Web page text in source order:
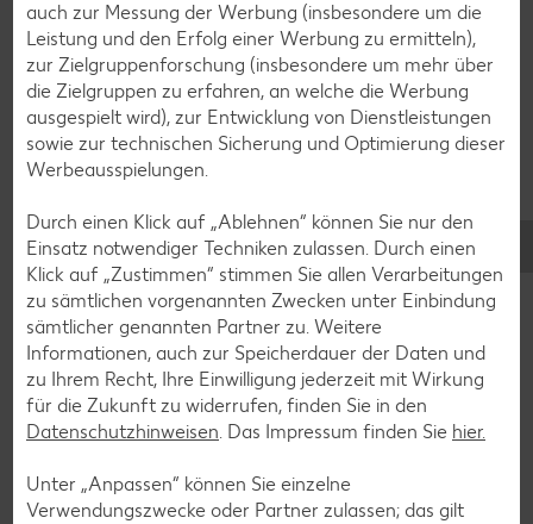
Salat-Rezepte
Spargel-Rezepte
Fleisch-Rezepte
Fisch-Rezepte
Lamm-Rezepte
Grill-Rezepte
Muffin-Rezepte
Apfelkuchen-Rezepte
Schokokuchen-Rezepte
Eis-Rezepte
auch zur Messung der Werbung (insbesondere um die
Leistung und den Erfolg einer Werbung zu ermitteln),
zur Zielgruppenforschung (insbesondere um mehr über
die Zielgruppen zu erfahren, an welche die Werbung
ausgespielt wird), zur Entwicklung von Dienstleistungen
sowie zur technischen Sicherung und Optimierung dieser
Werbeausspielungen.
Durch einen Klick auf „Ablehnen“ können Sie nur den
Einsatz notwendiger Techniken zulassen. Durch einen
Klick auf „Zustimmen“ stimmen Sie allen Verarbeitungen
zu sämtlichen vorgenannten Zwecken unter Einbindung
sämtlicher genannten Partner zu. Weitere
Informationen, auch zur Speicherdauer der Daten und
zu Ihrem Recht, Ihre Einwilligung jederzeit mit Wirkung
für die Zukunft zu widerrufen, finden Sie in den
Datenschutzhinweisen. Das Impressum finden Sie hier.
Unter „Anpassen“ können Sie einzelne
Verwendungszwecke oder Partner zulassen; das gilt